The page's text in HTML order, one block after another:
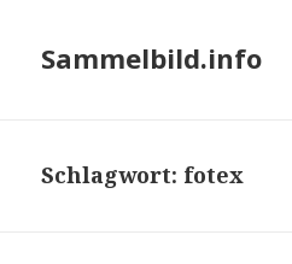
Sammelbild.info
Schlagwort: fotex